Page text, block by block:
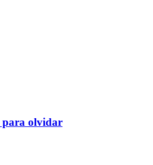
para olvidar